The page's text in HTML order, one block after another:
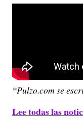
*Pulzo.com se
Lee todas las